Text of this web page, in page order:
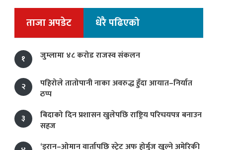
ताजा अपडेट धेरै पढिएको
१ जुम्लामा ४८ करोड राजस्व संकलन
२
पहिरोले तातोपानी नाका अवरुद्ध हुँदा आयात–निर्यात
ठप्प
३
बिदाको दिन प्रशासन खुलेपछि राष्ट्रिय परिचयपत्र बनाउन
सहज
‘इरान–ओमान वार्तापछि स्ट्रेट अफ होर्मुज खुल्ने अमेरिकी